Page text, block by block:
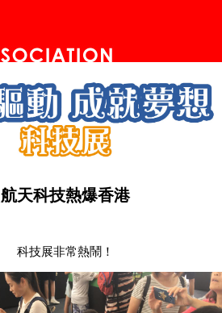
航天科技熱爆香港
科技展非常熱鬧！